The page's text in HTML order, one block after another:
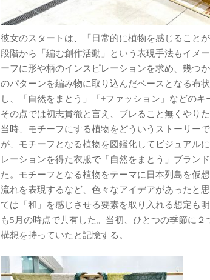
彼女のスタートは、「日常的に植物を感じること
段階から「編む創作活動」という表現手法もイメ
ーフに形や柄のインスピレーションを求め、幾つ
のパターンを編み物に取り込んだベースとなる布
し、「自然をまとう」「+ファッション」などのキ
その点では初志貫徹と言え、ブレること無くやり
当時、モチーフにする植物をどういうストーリー
が、モチーフとなる植物を図鑑化してビジュアル
レーションを得た衣服で「自然をまとう」ブラン
た。モチーフとなる植物をテーマに日本列島を仮
流れを表現するなど、色々なアイデアがあったと
ては「和」を感じさせる要素を取り入れる想定も
も5月の時点で共有した。当初、ひとつの季節に
構想を持っていたと記憶する。